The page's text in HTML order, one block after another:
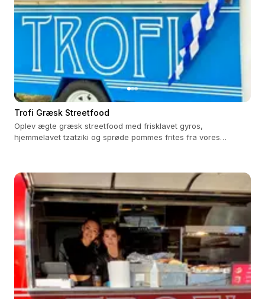
Trofi Græsk Streetfood
Oplev ægte græsk streetfood med frisklavet gyros,
hjemmelavet tzatziki og sprøde pommes frites fra vores